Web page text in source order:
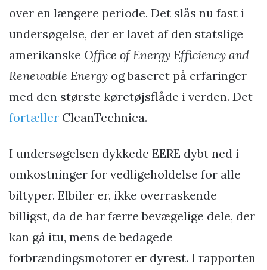
over en længere periode. Det slås nu fast i
undersøgelse, der er lavet af den statslige
amerikanske Office of Energy Efficiency and
Renewable Energy og baseret på erfaringer
med den største køretøjsflåde i verden. Det
fortæller CleanTechnica.
I undersøgelsen dykkede EERE dybt ned i
omkostninger for vedligeholdelse for alle
biltyper. Elbiler er, ikke overraskende
billigst, da de har færre bevægelige dele, der
kan gå itu, mens de bedagede
forbrændingsmotorer er dyrest. I rapporten